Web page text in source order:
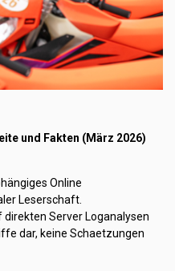
und Fakten (März 2026)
Online
Leserschaft.
Server Loganalysen
dar, keine Schaetzungen